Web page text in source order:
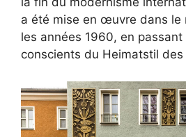
a été mise en œuvre dans le
les années 1960, en
conscients du Heimatstil